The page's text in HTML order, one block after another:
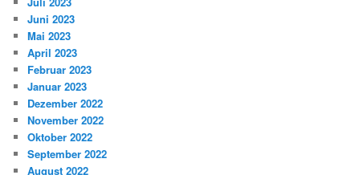
Juni 2023
Mai 2023
April 2023
Februar 2023
Januar 2023
Dezember 2022
November 2022
Oktober 2022
September 2022
August 2022